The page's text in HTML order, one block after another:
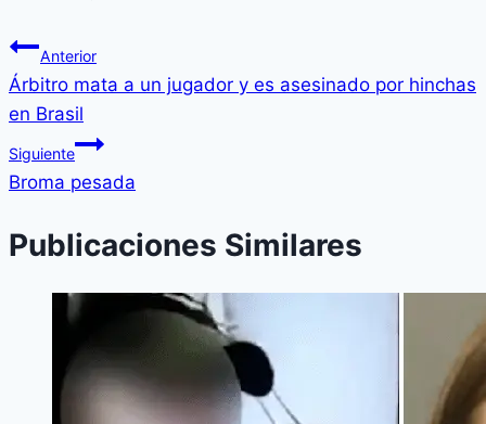
Anterior
Árbitro mata a un jugador y es asesinado por hinchas
en Brasil
Siguiente
Broma pesada
Publicaciones Similares